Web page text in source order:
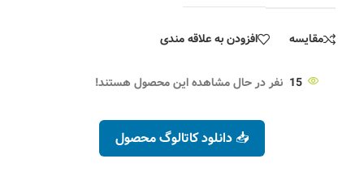
مقایسه افزودن به علاقه مندی
15 نفر در حال مشاهده این محصول هستند!
📥 دانلود کاتالوگ محصول